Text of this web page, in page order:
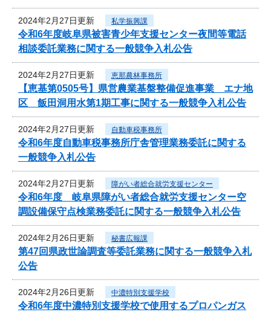
2024年2月27日更新 私学振興課
令和6年度岐阜県被害青少年支援センター夜間等電話
相談委託業務に関する一般競争入札公告
2024年2月27日更新 恵那農林事務所
【恵基第0505号】県営農業基盤整備促進事業 エナ地
区 飯田洞用水第1期工事に関する一般競争入札公告
2024年2月27日更新 自動車税事務所
令和6年度自動車税事務所庁舎管理業務委託に関する
一般競争入札公告
2024年2月27日更新 障がい者総合就労支援センター
令和6年度 岐阜県障がい者総合就労支援センター空
調設備保守点検業務委託に関する一般競争入札公告
2024年2月26日更新 秘書広報課
第47回県政世論調査等委託業務に関する一般競争入札
公告
2024年2月26日更新 中濃特別支援学校
令和6年度中濃特別支援学校で使用するプロパンガス